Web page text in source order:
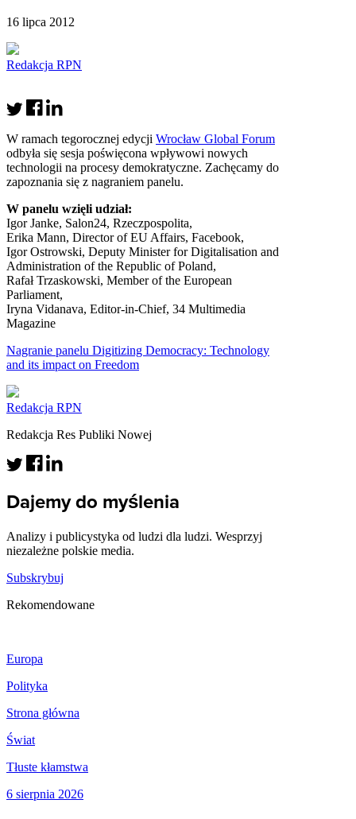
16 lipca 2012
Redakcja RPN
W ramach tegorocznej edycji Wrocław Global Forum
odbyła się sesja poświęcona wpływowi nowych
technologii na procesy demokratyczne. Zachęcamy do
zapoznania się z nagraniem panelu.
W panelu wzięli udział:
Igor Janke, Salon24, Rzeczpospolita,
Erika Mann, Director of EU Affairs, Facebook,
Igor Ostrowski, Deputy Minister for Digitalisation and
Administration of the Republic of Poland,
Rafał Trzaskowski, Member of the European
Parliament,
Iryna Vidanava, Editor-in-Chief, 34 Multimedia
Magazine
Nagranie panelu Digitizing Democracy: Technology
and its impact on Freedom
Redakcja RPN
Redakcja Res Publiki Nowej
Dajemy do myślenia
Analizy i publicystyka od ludzi dla ludzi. Wesprzyj
niezależne polskie media.
Subskrybuj
Rekomendowane
Europa
Polityka
Strona główna
Świat
Tłuste kłamstwa
6 sierpnia 2026